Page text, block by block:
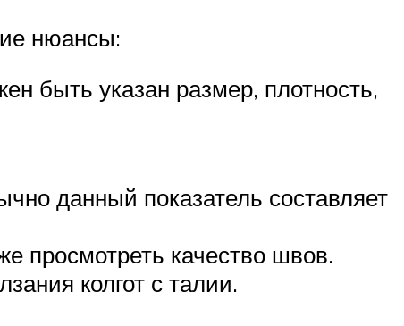
нюансы:
быть указан размер, плотность,
данный показатель составляет
просмотреть качество швов.
колгот с талии.